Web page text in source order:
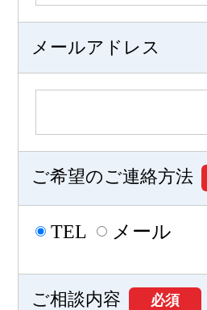
メールアドレス
ご希望のご連絡方法
TEL メール
ご相談内容 必須